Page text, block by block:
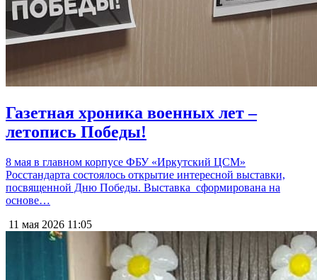
Газетная хроника военных лет –
летопись Победы!
8 мая в главном корпусе ФБУ «Иркутский ЦСМ»
Росстандарта состоялось открытие интересной выставки,
посвященной Дню Победы. Выставка сформирована на
основе…
11 мая 2026 11:05